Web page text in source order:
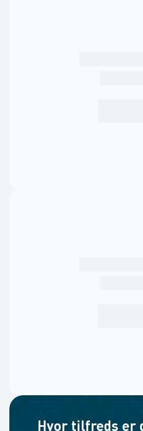
Hvor tilfreds er